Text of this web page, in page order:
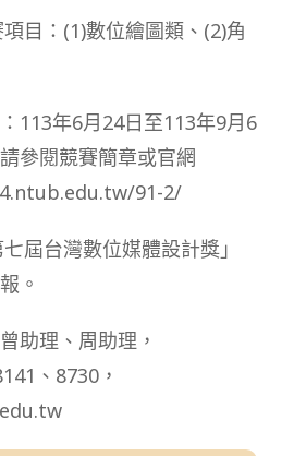
目：(1)數位繪圖類、(2)角
113年6月24日至113年9月6
參閱競賽簡章或官網
91-2/
屆台灣數位媒體設計獎」
。
助理、周助理，
、8730，